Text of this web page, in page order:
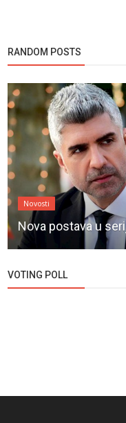
RANDOM POSTS
Novosti
Nova postava u
VOTING POLL